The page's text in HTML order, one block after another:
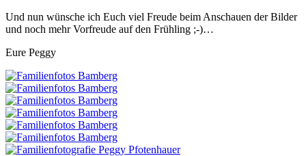
Und nun wünsche ich Euch viel Freude beim Anschauen der Bilder
und noch mehr Vorfreude auf den Frühling ;-)…
Eure Peggy